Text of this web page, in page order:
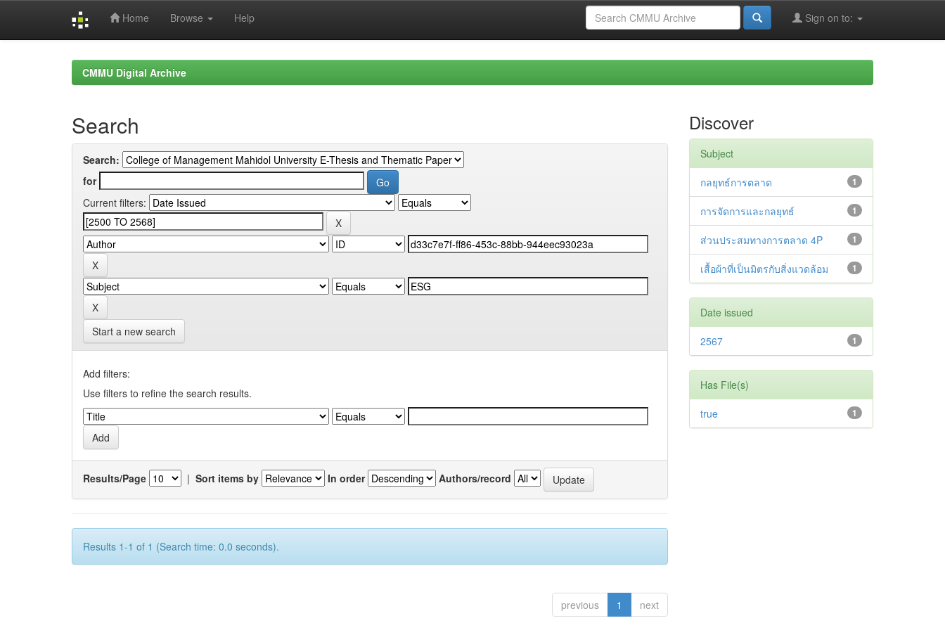
Home Browse Help Sign on to:
CMMU Digital Archive
Search
Search:
for
Current filters:
Start a new search
Add filters:
Use filters to refine the search results.
Results/Page | Sort items by In order Authors/record
Results 1-1 of 1 (Search time: 0.0 seconds).
previous 1 next
Discover
Subject
1
กลยุทธ์การตลาด
1
การจัดการและกลยุทธ์
1
ส่วนประสมทางการตลาด 4P
1
เสื้อผ้าที่เป็นมิตรกับสิ่งแวดล้อม
Date issued
1
2567
Has File(s)
1
true